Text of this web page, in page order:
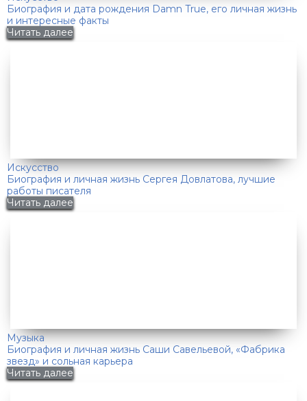
Биография и дата рождения Damn True, его личная жизнь
и интересные факты
Читать далее
Искусство
Биография и личная жизнь Сергея Довлатова, лучшие
работы писателя
Читать далее
Музыка
Биография и личная жизнь Саши Савельевой, «Фабрика
звезд» и сольная карьера
Читать далее